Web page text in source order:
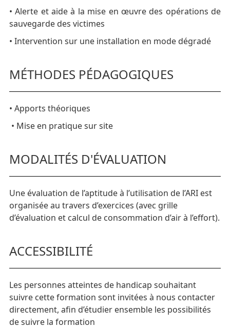
• Alerte et aide à la mise en œuvre des opérations de
sauvegarde des victimes
• Intervention sur une installation en mode dégradé
MÉTHODES PÉDAGOGIQUES
• Apports théoriques
• Mise en pratique sur site
MODALITÉS D'ÉVALUATION
Une évaluation de l’aptitude à l’utilisation de l’ARI est
organisée au travers d’exercices (avec grille
d’évaluation et calcul de consommation d’air à l’effort).
ACCESSIBILITÉ
Les personnes atteintes de handicap souhaitant
suivre cette formation sont invitées à nous contacter
directement, afin d’étudier ensemble les possibilités
de suivre la formation